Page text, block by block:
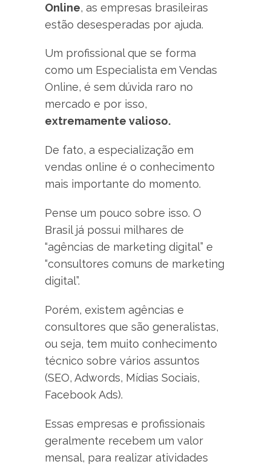
Online, as empresas brasileiras
estão desesperadas por ajuda.
Um profissional que se forma
como um Especialista em Vendas
Online, é sem dúvida raro no
mercado e por isso,
extremamente valioso.
De fato, a especialização em
vendas online é o conhecimento
mais importante do momento.
Pense um pouco sobre isso. O
Brasil já possui milhares de
“agências de marketing digital” e
“consultores comuns de marketing
digital”.
Porém, existem agências e
consultores que são generalistas,
ou seja, tem muito conhecimento
técnico sobre vários assuntos
(SEO, Adwords, Mídias Sociais,
Facebook Ads).
Essas empresas e profissionais
geralmente recebem um valor
mensal, para realizar atividades